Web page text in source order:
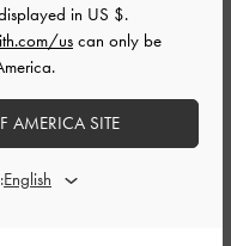
in US $.
uscan only be
AMERICA SITE